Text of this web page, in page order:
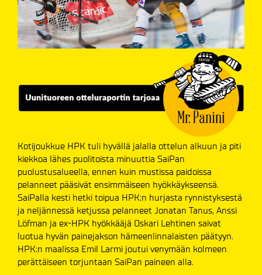
Kotijoukkue HPK tuli hyvällä jalalla ottelun alkuun ja piti
kiekkoa lähes puolitoista minuuttia SaiPan
puolustusalueella, ennen kuin mustissa paidoissa
pelanneet pääsivät ensimmäiseen hyökkäykseensä.
SaiPalla kesti hetki toipua HPK:n hurjasta rynnistyksestä
ja neljännessä ketjussa pelanneet Jonatan Tanus, Anssi
Löfman ja ex-HPK hyökkääjä Oskari Lehtinen saivat
luotua hyvän painejakson hämeenlinnalaisten päätyyn.
HPK:n maalissa Emil Larmi joutui venymään kolmeen
perättäiseen torjuntaan SaiPan paineen alla.